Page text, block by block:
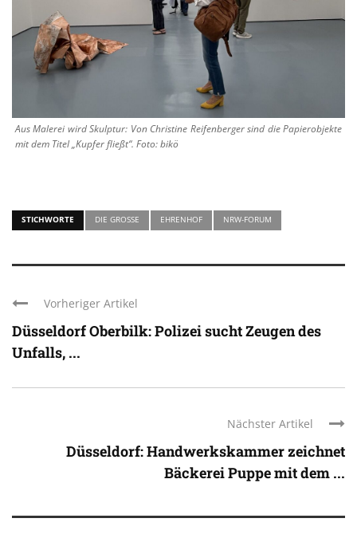
Aus Malerei wird Skulptur: Von Christine Reifenberger sind die Papierobjekte
mit dem Titel „Kupfer fließt“. Foto: bikö
STICHWORTE DIE GROSSE EHRENHOF NRW-FORUM
Vorheriger Artikel
Düsseldorf Oberbilk: Polizei sucht Zeugen des
Unfalls, ...
Nächster Artikel
Düsseldorf: Handwerkskammer zeichnet
Bäckerei Puppe mit dem ...